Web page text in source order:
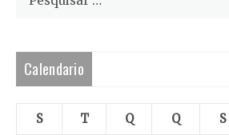
Calendario
S T Q Q S